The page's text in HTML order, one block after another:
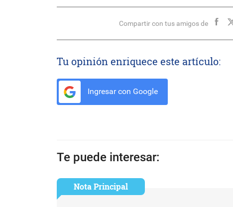
Compartir con tus amigos de
Tu opinión enriquece este artículo:
Ingresar con Google
Te puede interesar:
Nota Principal